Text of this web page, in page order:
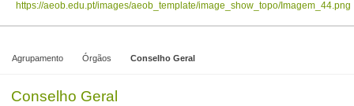
https://aeob.edu.pt/images/aeob_template/image_show_topo/Imagem_44.png
Agrupamento Órgãos Conselho Geral
Conselho Geral